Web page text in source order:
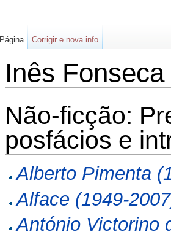
Inês
Não-ficção:
posfácios e
Alberto Pimenta
Alface (1949-
António Victorino
Página Corrigir e nova info